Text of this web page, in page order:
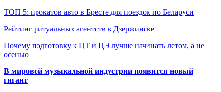
ТОП 5: прокатов авто в Бресте для поездок по Беларуси
Рейтинг ритуальных агентств в Дзержинске
Почему подготовку к ЦТ и ЦЭ лучше начинать летом, а не
осенью
В мировой музыкальной индустрии появится новый
гигант